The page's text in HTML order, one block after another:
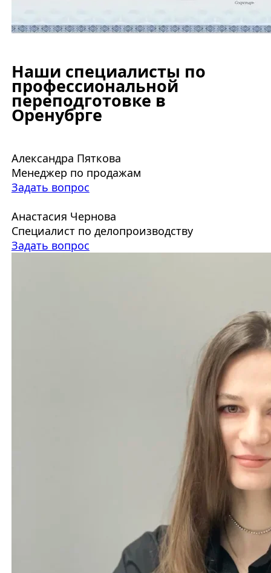
Наши специалисты по
профессиональной
переподготовке в
Оренубрге
Александра Пяткова
Менеджер по продажам
Задать вопрос
Анастасия Чернова
Специалист по делопроизводству
Задать вопрос